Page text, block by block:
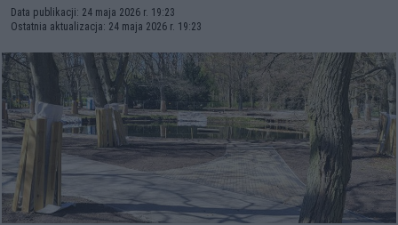
Data publikacji: 24 maja 2026 r. 19:23
Ostatnia aktualizacja: 24 maja 2026 r. 19:23